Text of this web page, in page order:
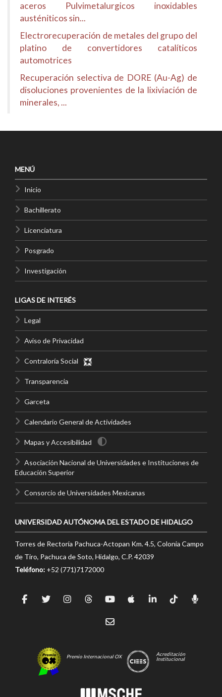
aceros Pulvimetalurgicos inoxidables
austéniticos sin...
Electrorecuperación de metales del grupo del
platino de convertidores catalíticos
automotrices
Recuperación selectiva de DORE (Au-Ag) de
disoluciones provenientes de la lixiviación de
minerales, ...
MENÚ
Inicio
Bachillerato
Licenciatura
Posgrado
Investigación
LIGAS DE INTERÉS
Legal
Aviso de Privacidad
Contraloría Social
Transparencia
Garceta
Calendario General de Actividades
Mapas y Accesibilidad
Asociación Nacional de Universidades e Instituciones de
Educación Superior
Consorcio de Universidades Mexicanas
UNIVERSIDAD AUTÓNOMA DEL ESTADO DE HIDALGO
Torres de Rectoría Pachuca-Actopan Km. 4.5, Colonia Campo
de Tiro, Pachuca de Soto, Hidalgo, C.P. 42039
Teléfono: +52 (771)7172000
Premio Internacional OX
Acreditación
Institucional